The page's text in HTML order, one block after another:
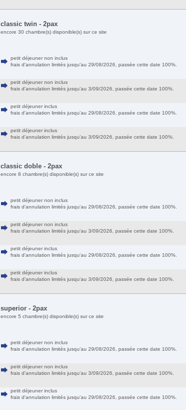
classic twin - 2pax
encore 30 chambre(s) disponible(s) sur ce site
petit déjeuner non inclus
frais d'annulation limités jusqu'au 29/08/2026, passée cette date 100%.
petit déjeuner non inclus
frais d'annulation limités jusqu'au 3/09/2026, passée cette date 100%.
petit déjeuner inclus
frais d'annulation limités jusqu'au 29/08/2026, passée cette date 100%.
petit déjeuner inclus
frais d'annulation limités jusqu'au 3/09/2026, passée cette date 100%.
classic doble - 2pax
encore 8 chambre(s) disponible(s) sur ce site
petit déjeuner non inclus
frais d'annulation limités jusqu'au 29/08/2026, passée cette date 100%.
petit déjeuner non inclus
frais d'annulation limités jusqu'au 3/09/2026, passée cette date 100%.
petit déjeuner inclus
frais d'annulation limités jusqu'au 29/08/2026, passée cette date 100%.
petit déjeuner inclus
frais d'annulation limités jusqu'au 3/09/2026, passée cette date 100%.
superior - 2pax
encore 5 chambre(s) disponible(s) sur ce site
petit déjeuner non inclus
frais d'annulation limités jusqu'au 29/08/2026, passée cette date 100%.
petit déjeuner non inclus
frais d'annulation limités jusqu'au 3/09/2026, passée cette date 100%.
petit déjeuner inclus
frais d'annulation limités jusqu'au 29/08/2026, passée cette date 100%.